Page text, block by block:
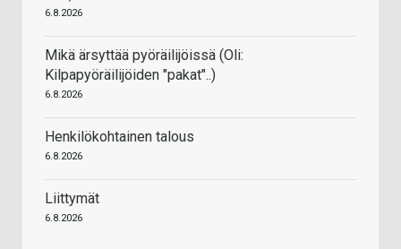
6.8.2026
Mikä ärsyttää pyöräilijöissä (Oli:
Kilpapyöräilijöiden "pakat"..)
6.8.2026
Henkilökohtainen talous
6.8.2026
Liittymät
6.8.2026